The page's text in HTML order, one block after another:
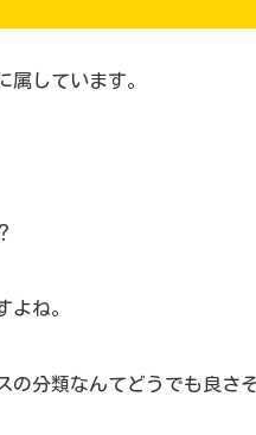
属しています。
よね。
の分類なんてどうでも良さ